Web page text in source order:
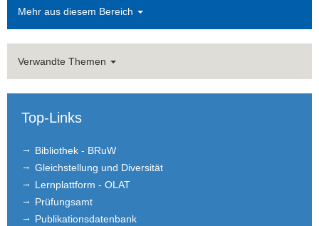
Externe Mitarbeiter*innen und
Gastwissenschaftler*innen
Lehrveranstaltungen
Bachelor- und Masterarbeiten
Empfehlungsschreiben
Mehr aus diesem Bereich
Verwandte Themen
Top-Links
Bibliothek - BRuW
Gleichstellung und Diversität
Lernplattform - OLAT
Prüfungsamt
Publikationsdatenbank